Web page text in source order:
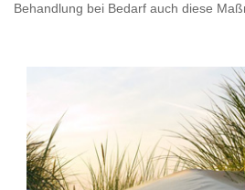
Behandlung bei Bedarf auch diese